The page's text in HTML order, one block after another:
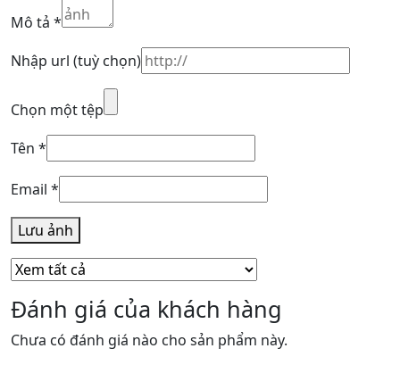
Mô tả *
Nhập url (tuỳ chọn)
Chọn một tệp
Tên *
Email *
Lưu ảnh
Đánh giá của khách hàng
Chưa có đánh giá nào cho sản phẩm này.